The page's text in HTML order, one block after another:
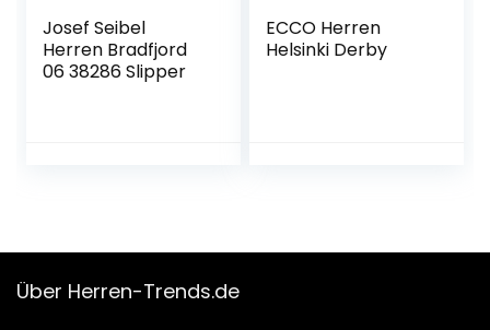
Josef Seibel
Herren Bradfjord
06 38286 Slipper
ECCO Herren
Helsinki Derby
Über Herren-Trends.de